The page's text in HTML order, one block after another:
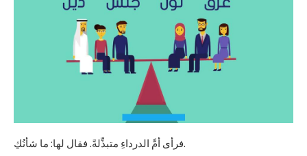
فرأى أمَّ الدرداءِ متبذِّلةً. فقال لها: ما شأنُكِ.